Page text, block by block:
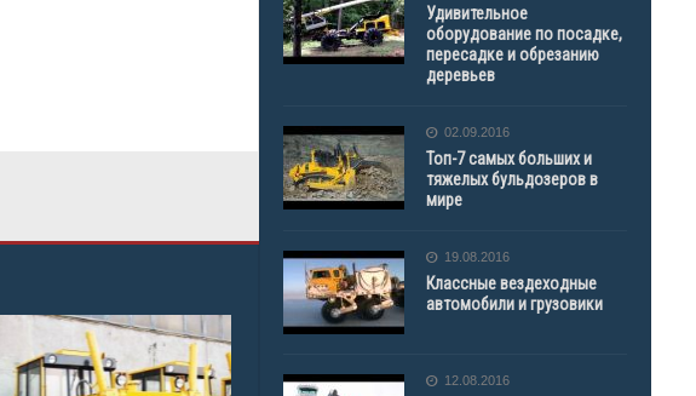
Удивительное
оборудование по посадке,
пересадке и обрезанию
деревьев
02.09.2016
Топ-7 самых больших и
тяжелых бульдозеров в
мире
19.08.2016
Классные вездеходные
автомобили и грузовики
12.08.2016